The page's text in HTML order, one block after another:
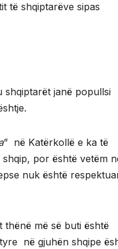
të shqiptarëve sipas
shqiptarët janë popullsi
” në Katërkollë e ka të
por është vetëm
nuk është
thënë më së buti është
në gjuhën shqipe